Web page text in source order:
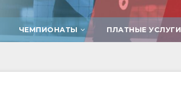
ЧЕМПИОНАТЫ ПЛАТНЫЕ УСЛУГИ